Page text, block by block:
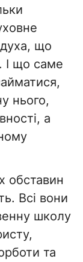
що
І що саме
нього,
а
обставин
Всі вони
школу
та